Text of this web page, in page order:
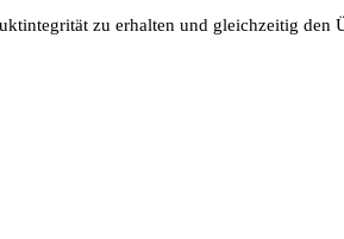
zu erhalten und gleichzeitig den